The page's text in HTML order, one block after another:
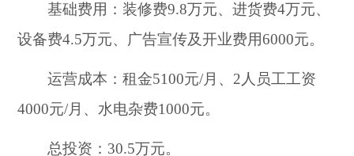
基础费用：装修费9.8万元、进货费4万元、
设备费4.5万元、广告宣传及开业费用6000元。
运营成本：租金5100元/月、2人员工工资
4000元/月、水电杂费1000元。
总投资：30.5万元。